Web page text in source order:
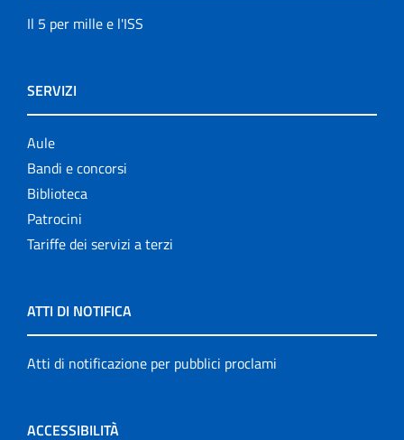
Il 5 per mille e l'ISS
SERVIZI
Aule
Bandi e concorsi
Biblioteca
Patrocini
Tariffe dei servizi a terzi
ATTI DI NOTIFICA
Atti di notificazione per pubblici proclami
ACCESSIBILITÀ